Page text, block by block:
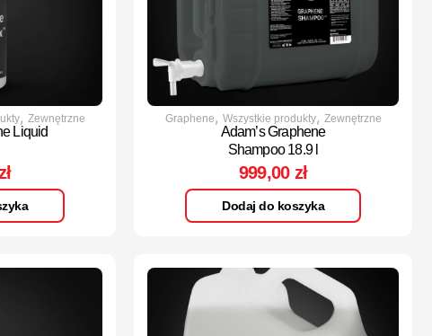
, Zewnętrzne
Liquid
Graphene, Wszystkie produkty, Zewnętrzne
Adam’s Graphene
Shampoo 18.9 l
999,00 zł
Dodaj do koszyka